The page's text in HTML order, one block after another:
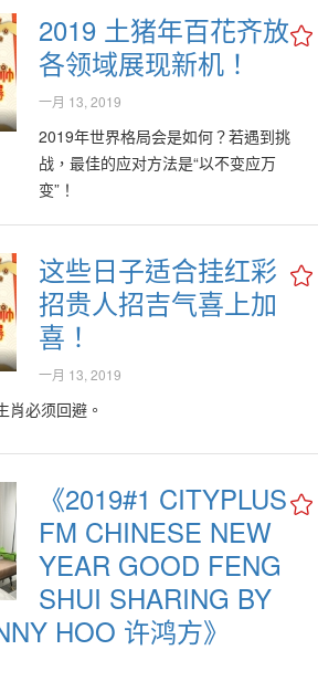
2019 土猪年百花齐放
各领域展现新机！
一月 13, 2019
2019年世界格局会是如何？若遇到挑
战，最佳的应对方法是“以不变应万
变”！
这些日子适合挂红彩
招贵人招吉气喜上加
喜！
一月 13, 2019
肖必须回避。
《2019#1 CITYPLUS
FM CHINESE NEW
YEAR GOOD FENG
SHUI SHARING BY
HOO 许鸿方》